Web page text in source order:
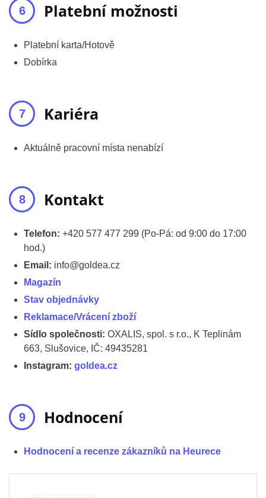
Platební možnosti
Platební karta/Hotově
Dobírka
Kariéra
Aktuálně pracovní místa nenabízí
Kontakt
Telefon: +420 577 477 299 (Po-Pá: od 9:00 do 17:00
hod.)
Email: info@goldea.cz
Magazín
Stav objednávky
Reklamace/Vrácení zboží
Sídlo společnosti: OXALIS, spol. s r.o., K Teplinám
663, Slušovice, IČ: 49435281
Instagram: goldea.cz
Hodnocení
Hodnocení a recenze zákazníků na Heurece